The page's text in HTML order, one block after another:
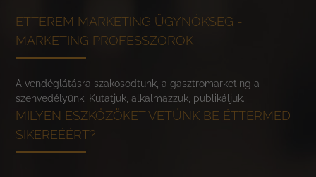
ÉTTEREM MARKETING ÜGYNÖKSÉG -
MARKETING PROFESSZOROK
A vendéglátásra szakosodtunk, a gasztromarketing a
szenvedélyünk. Kutatjuk, alkalmazzuk, publikáljuk.
MILYEN ESZKÖZÖKET VETÜNK BE ÉTTERMED
SIKEREÉÉRT?